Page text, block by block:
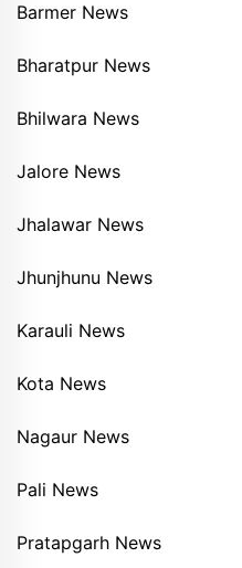
Barmer News
Bharatpur News
Bhilwara News
Jalore News
Jhalawar News
Jhunjhunu News
Karauli News
Kota News
Nagaur News
Pali News
Pratapgarh News